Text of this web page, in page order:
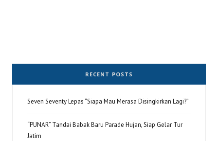
RECENT POSTS
Seven Seventy Lepas “Siapa Mau Merasa Disingkirkan Lagi?”
“PUNAR” Tandai Babak Baru Parade Hujan, Siap Gelar Tur
Jatim